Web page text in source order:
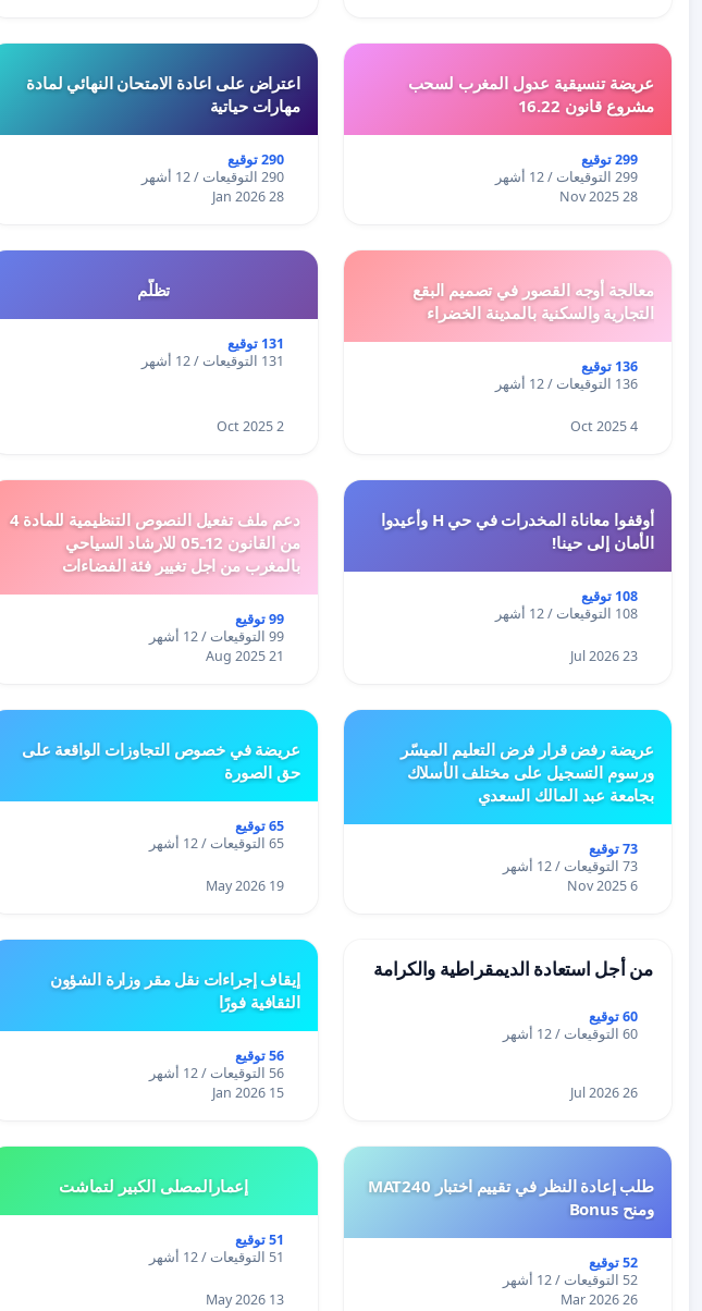
عريضة تنسيقية عدول المغرب لسحب
مشروع قانون 16.22
299 توقيع
299 التوقيعات / 12 أشهر
28 Nov 2025
اعتراض على اعادة الامتحان النهائي لمادة
مهارات حياتية
290 توقيع
290 التوقيعات / 12 أشهر
28 Jan 2026
معالجة أوجه القصور في تصميم البقع
التجارية والسكنية بالمدينة الخضراء
136 توقيع
136 التوقيعات / 12 أشهر
4 Oct 2025
تظلّم
131 توقيع
131 التوقيعات / 12 أشهر
2 Oct 2025
أوقفوا معاناة المخدرات في حي H وأعيدوا
الأمان إلى حينا!
108 توقيع
108 التوقيعات / 12 أشهر
23 Jul 2026
دعم ملف تفعيل النصوص التنظيمية للمادة 4
من القانون 12ـ05 للارشاد السياحي
بالمغرب من اجل تغيير فئة الفضاءات
99 توقيع
99 التوقيعات / 12 أشهر
21 Aug 2025
عريضة رفض قرار فرض التعليم الميسّر
ورسوم التسجيل على مختلف الأسلاك
بجامعة عبد المالك السعدي
73 توقيع
73 التوقيعات / 12 أشهر
6 Nov 2025
عريضة في خصوص التجاوزات الواقعة على
حق الصورة
65 توقيع
65 التوقيعات / 12 أشهر
19 May 2026
من أجل استعادة الديمقراطية والكرامة
60 توقيع
60 التوقيعات / 12 أشهر
26 Jul 2026
إيقاف إجراءات نقل مقر وزارة الشؤون
الثقافية فورًا
56 توقيع
56 التوقيعات / 12 أشهر
15 Jan 2026
طلب إعادة النظر في تقييم اختبار MAT240
ومنح Bonus
52 توقيع
52 التوقيعات / 12 أشهر
26 Mar 2026
إعمارالمصلى الكبير لتماشت
51 توقيع
51 التوقيعات / 12 أشهر
13 May 2026